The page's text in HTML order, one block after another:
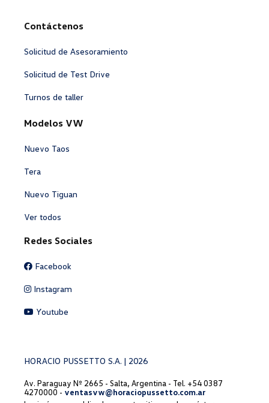
Contáctenos
Solicitud de Asesoramiento
Solicitud de Test Drive
Turnos de taller
Modelos VW
Nuevo Taos
Tera
Nuevo Tiguan
Ver todos
Redes Sociales
Facebook
Instagram
Youtube
HORACIO PUSSETTO S.A. | 2026
Av. Paraguay Nº 2665 - Salta, Argentina - Tel. +54 0387
4270000 - ventasvw@horaciopussetto.com.ar